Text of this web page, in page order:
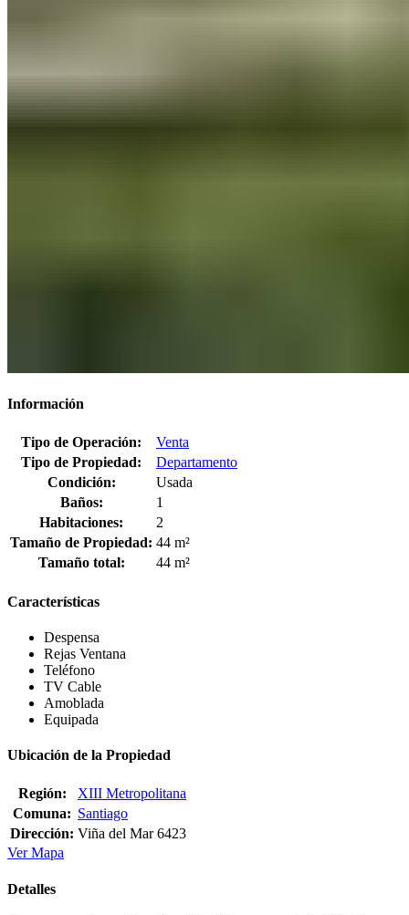
Información
Tipo de Operación:
Venta
Tipo de Propiedad:
Departamento
Condición:
Usada
Baños:
1
Habitaciones:
2
Tamaño de Propiedad: 44 m²
Tamaño total:
44 m²
Características
Despensa
Rejas Ventana
Teléfono
TV Cable
Amoblada
Equipada
Ubicación de la Propiedad
Región:
XIII Metropolitana
Comuna: Santiago
Dirección: Viña del Mar 6423
Ver Mapa
Detalles